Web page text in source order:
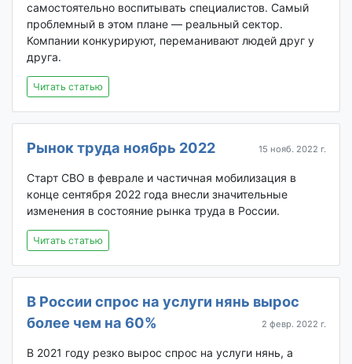
самостоятельно воспитывать специалистов. Самый
проблемный в этом плане — реальный сектор.
Компании конкурируют, переманивают людей друг у
друга.
Читать статью
Рынок труда ноябрь 2022 15 нояб. 2022 г.
Старт СВО в феврале и частичная мобилизация в
конце сентября 2022 года внесли значительные
изменения в состояние рынка труда в России.
Читать статью
В России спрос на услуги нянь вырос
более чем на 60%
2 февр. 2022 г.
В 2021 году резко вырос спрос на услуги нянь, а